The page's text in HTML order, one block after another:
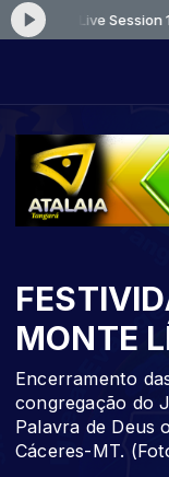
- Live Session 1 -
MONTE
Encerramento
congregação do
Palavra de Deus
Cáceres-MT.